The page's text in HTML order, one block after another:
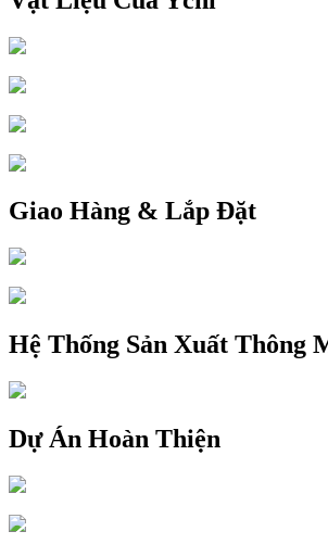
Giao Hàng & Lắp Đặt
Hệ Thống Sản Xuất Thông
Dự Án Hoàn Thiện